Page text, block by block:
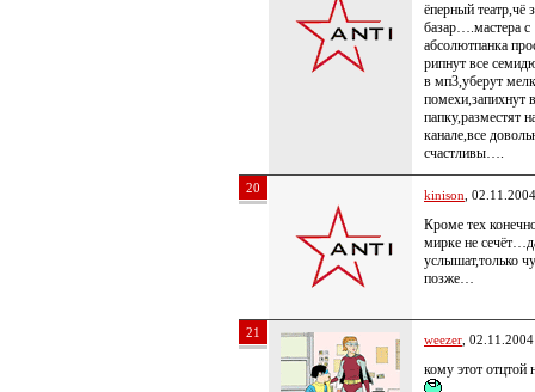
ёперный театр,чё
базар….мастера с
абсолютпанка
рипнут все
в мп3,уберут
помехи,запихнут
папку,разместят
канале,все
счастливы….
20 kinison ,
Кроме тех
мирке не
услышат,только
позже…
21 weezer ,
кому этот отцтой